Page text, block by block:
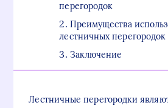
перегородок
Преимущества
лестничных перегородок
Заключение
Лестничные перегородки